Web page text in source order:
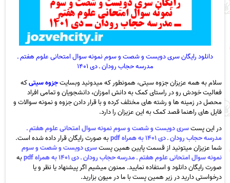
دانلود رایگان سری دویست و شصت و سوم نمونه سوال امتحانی علوم هفتم ـ
مدرسه حجاب رودان ـ دی ۱۴۰۱
سلام به همه عزیزان جزوه سیتی، همونطور که میدونید وبسایتجزوه سیتیکه
فعالیت خودش رو در راستای کمک به دانش اموزان، دانشجویان و تمامی افراد
محصل در زمینه ها و رشته های مختلف کرده و با قرار دادن جزوه و نمونه سوالات و
فایل های راهنما قصد کمک به این عزیزان را دارد.
در این پستسری دویست و شصت و سوم نمونه سوال امتحانی علوم هفتم ـ
مدرسه حجاب رودان ـ دی ۱۴۰۱ به همراه pdf
به صورت رایگان قرار داده شده است.
شما عزیزان میتونید از قسمت پایین همین پستسری دویست و شصت و سوم
نمونه سوال امتحانی علوم هفتم ـ مدرسه حجاب رودان ـ دی ۱۴۰۱ به همراه pdf
به
صورت رایگان دانلود و استفاده نمایید. ممنون میشیم اگر پیشنهاد یا نظر و یا
درخواستی دارید در زیر همین پست با ما در میون بزارید.